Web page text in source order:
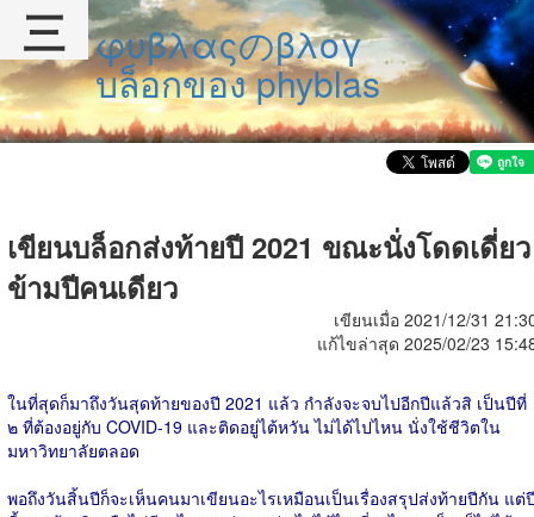
φυβλαςのβλογ
บล็อกของ phyblas
เขียนบล็อกส่งท้ายปี 2021 ขณะนั่งโดดเดี่ยว
ข้ามปีคนเดียว
เขียนเมื่อ 2021/12/31
แก้ไขล่าสุด 2025/02/23
ในที่สุดก็มาถึงวันสุดท้ายของปี 2021 แล้ว กำลังจะจบไปอีกปีแล้วสิ เป็นปีที่
๒ ที่ต้องอยู่กับ COVID-19 และติดอยู่ไต้หวัน ไม่ได้ไปไหน นั่งใช้ชีวิตใน
มหาวิทยาลัยตลอด
พอถึงวันสิ้นปีก็จะเห็นคนมาเขียนอะไรเหมือนเป็นเรื่องสรุปส่งท้ายปีกัน แต่
三